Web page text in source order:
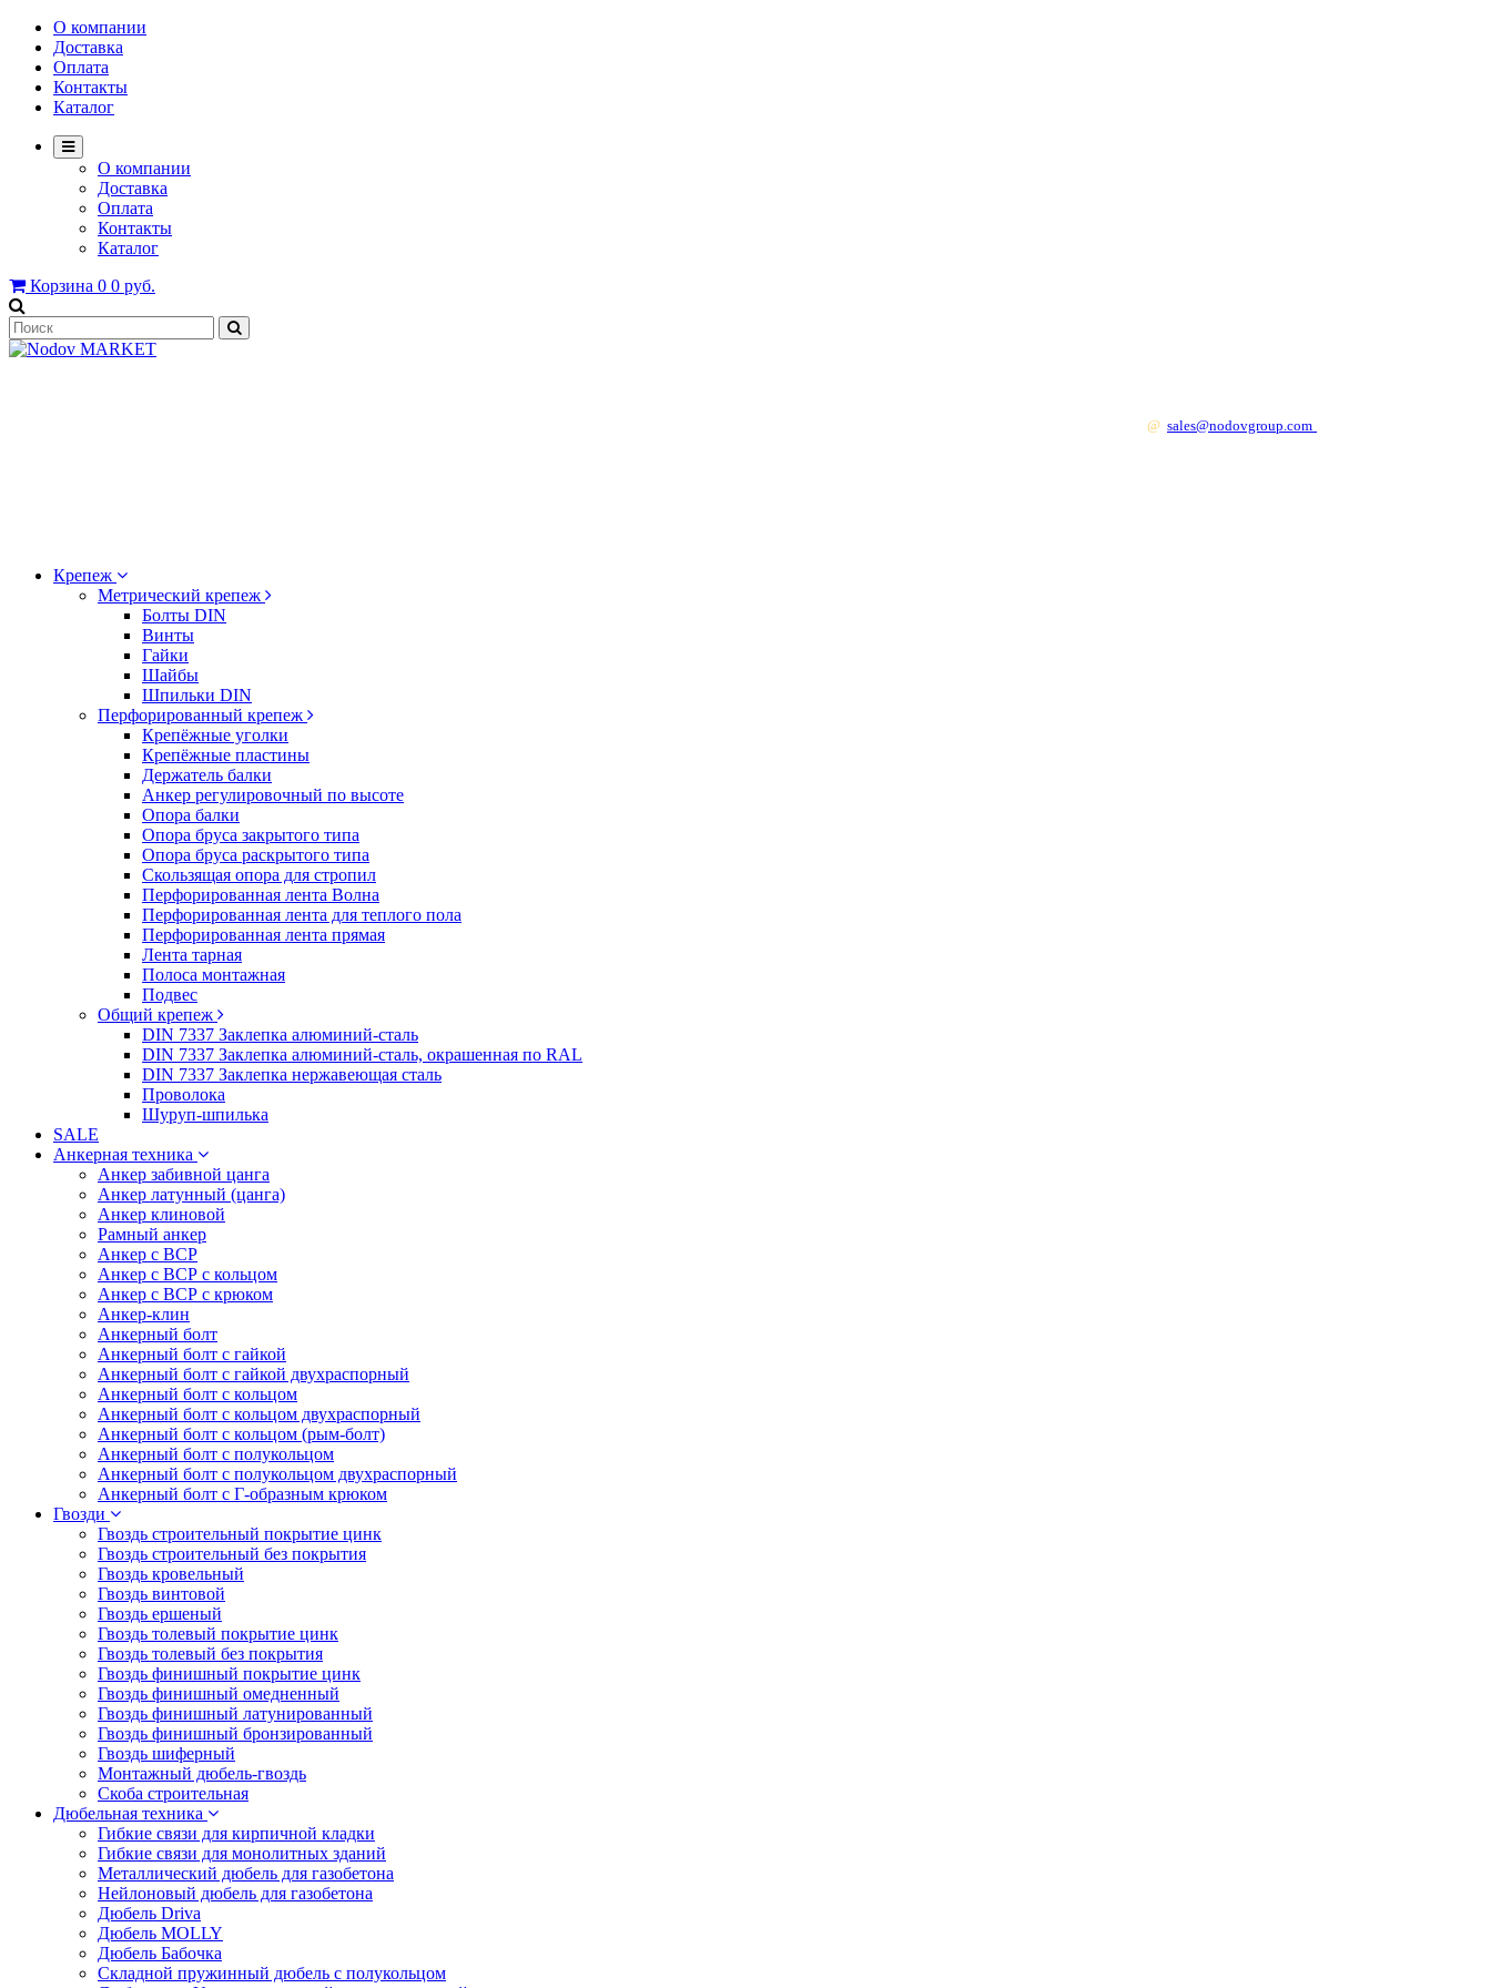
О компании
Доставка
Оплата
Контакты
Каталог
О компании
Доставка
Оплата
Контакты
Каталог
Корзина 0 0 руб.
@ sales@nodovgroup.com
Крепеж
Метрический крепеж
Болты DIN
Винты
Гайки
Шайбы
Шпильки DIN
Перфорированный крепеж
Крепёжные уголки
Крепёжные пластины
Держатель балки
Анкер регулировочный по высоте
Опора балки
Опора бруса закрытого типа
Опора бруса раскрытого типа
Скользящая опора для стропил
Перфорированная лента Волна
Перфорированная лента для теплого пола
Перфорированная лента прямая
Лента тарная
Полоса монтажная
Подвес
Общий крепеж
DIN 7337 Заклепка алюминий-сталь
DIN 7337 Заклепка алюминий-сталь, окрашенная по RAL
DIN 7337 Заклепка нержавеющая сталь
Проволока
Шуруп-шпилька
SALE
Анкерная техника
Анкер забивной цанга
Анкер латунный (цанга)
Анкер клиновой
Рамный анкер
Анкер с ВСР
Анкер с ВСР с кольцом
Анкер с ВСР с крюком
Анкер-клин
Анкерный болт
Анкерный болт с гайкой
Анкерный болт с гайкой двухраспорный
Анкерный болт с кольцом
Анкерный болт с кольцом двухраспорный
Анкерный болт с кольцом (рым-болт)
Анкерный болт с полукольцом
Анкерный болт с полукольцом двухраспорный
Анкерный болт с Г-образным крюком
Гвозди
Гвоздь строительный покрытие цинк
Гвоздь строительный без покрытия
Гвоздь кровельный
Гвоздь винтовой
Гвоздь ершеный
Гвоздь толевый покрытие цинк
Гвоздь толевый без покрытия
Гвоздь финишный покрытие цинк
Гвоздь финишный омедненный
Гвоздь финишный латунированный
Гвоздь финишный бронзированный
Гвоздь шиферный
Монтажный дюбель-гвоздь
Скоба строительная
Дюбельная техника
Гибкие связи для кирпичной кладки
Гибкие связи для монолитных зданий
Металлический дюбель для газобетона
Нейлоновый дюбель для газобетона
Дюбель Driva
Дюбель MOLLY
Дюбель Бабочка
Складной пружинный дюбель с полукольцом